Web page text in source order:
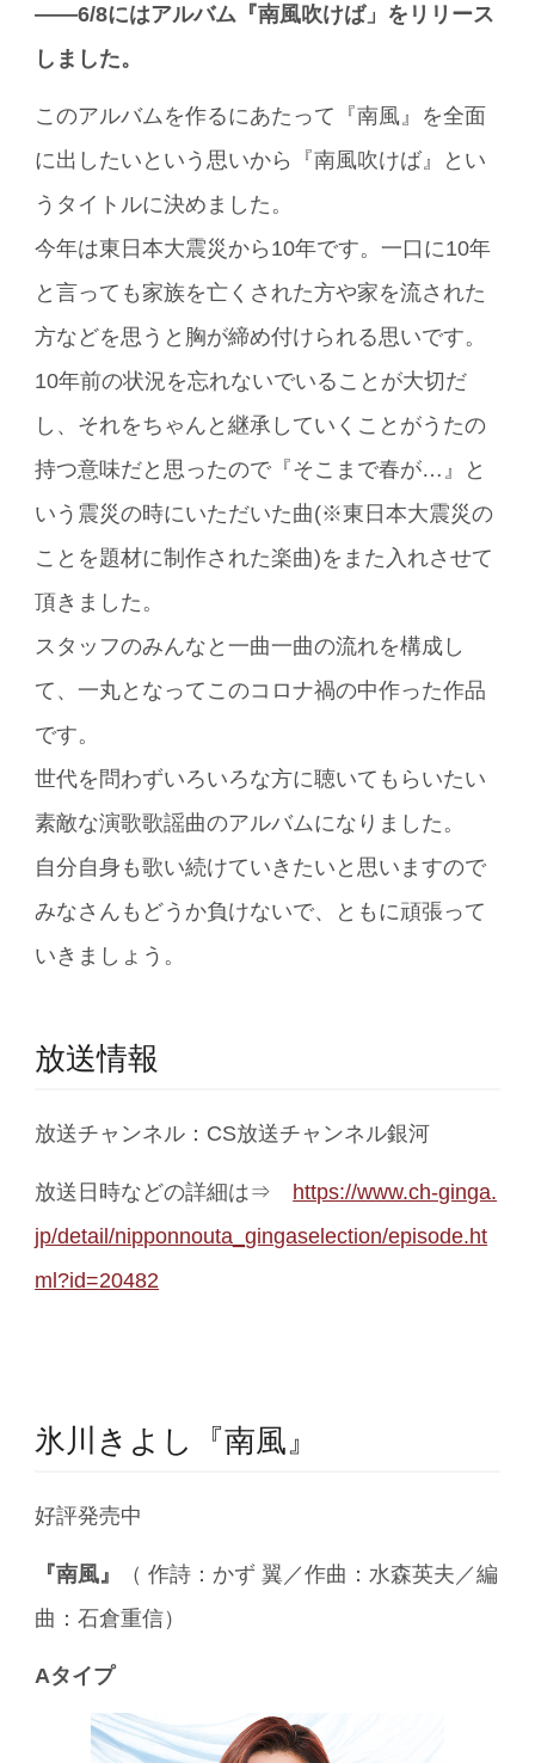
――6/8にはアルバム『南風吹けば」をリリース
しました。
このアルバムを作るにあたって『南風』を全面
に出したいという思いから『南風吹けば』とい
うタイトルに決めました。
今年は東日本大震災から10年です。一口に10年
と言っても家族を亡くされた方や家を流された
方などを思うと胸が締め付けられる思いです。
10年前の状況を忘れないでいることが大切だ
し、それをちゃんと継承していくことがうたの
持つ意味だと思ったので『そこまで春が…』と
いう震災の時にいただいた曲(※東日本大震災の
ことを題材に制作された楽曲)をまた入れさせて
頂きました。
スタッフのみんなと一曲一曲の流れを構成し
て、一丸となってこのコロナ禍の中作った作品
です。
世代を問わずいろいろな方に聴いてもらいたい
素敵な演歌歌謡曲のアルバムになりました。
自分自身も歌い続けていきたいと思いますので
みなさんもどうか負けないで、ともに頑張って
いきましょう。
放送情報
放送チャンネル：CS放送チャンネル銀河
放送日時などの詳細は⇒ https://www.ch-ginga.
jp/detail/nipponnouta_gingaselection/episode.ht
ml?id=20482
氷川きよし『南風』
好評発売中
『南風』
（ 作詩：かず 翼／作曲：水森英夫／編
曲：石倉重信）
Aタイプ